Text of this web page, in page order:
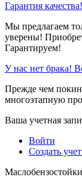
Гарантия
Мы предлагаем
уверены!
Гарантируем!
У нас нет брака!
Прежде чем
многоэтапную
Ваша учетная
Войти
Создать